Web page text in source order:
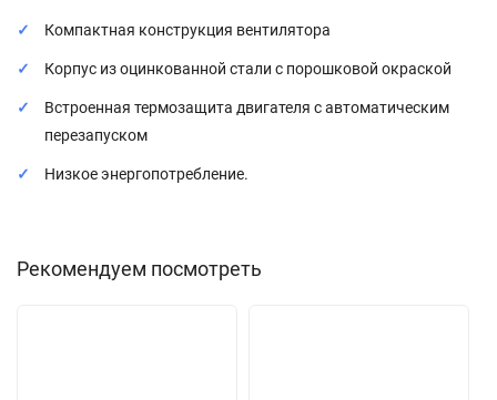
Компактная конструкция вентилятора
Корпус из оцинкованной стали с порошковой окраской
Встроенная термозащита двигателя с автоматическим
перезапуском
Низкое энергопотребление.
Рекомендуем посмотреть